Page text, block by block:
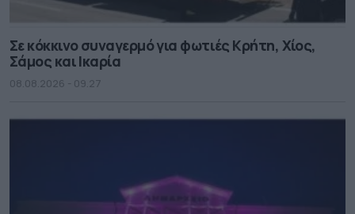
Σε κόκκινο συναγερμό για φωτιές Κρήτη, Χίος,
Σάμος και Ικαρία
08.08.2026 - 09.27